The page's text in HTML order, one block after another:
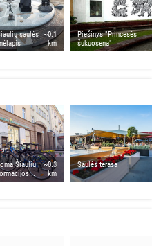
saulės ~0.1
km
Piešinys "Princesės
šukuosena"
Šiaulių
~0.3
km
Saulės terasa